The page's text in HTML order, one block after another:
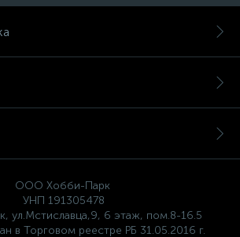
ООО Хобби-Парк
УНП 191305478
ул.Мстиславца,9, 6 этаж, пом.8-16.5
в Торговом реестре РБ 31.05.2016 г.